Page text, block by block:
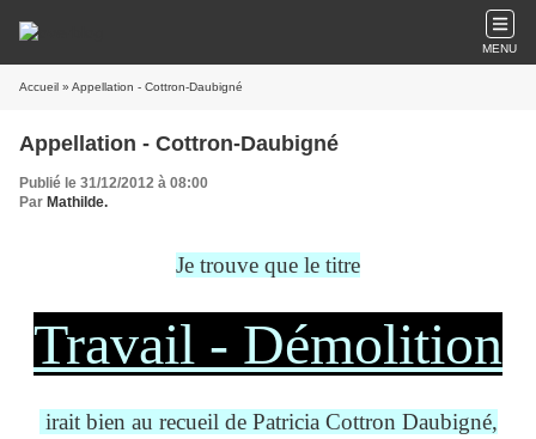
MENU
Accueil » Appellation - Cottron-Daubigné
Appellation - Cottron-Daubigné
Publié le 31/12/2012 à 08:00
Par Mathilde.
Je trouve que le titre
Travail - Démolition
irait bien au recueil de Patricia Cottron Daubigné,